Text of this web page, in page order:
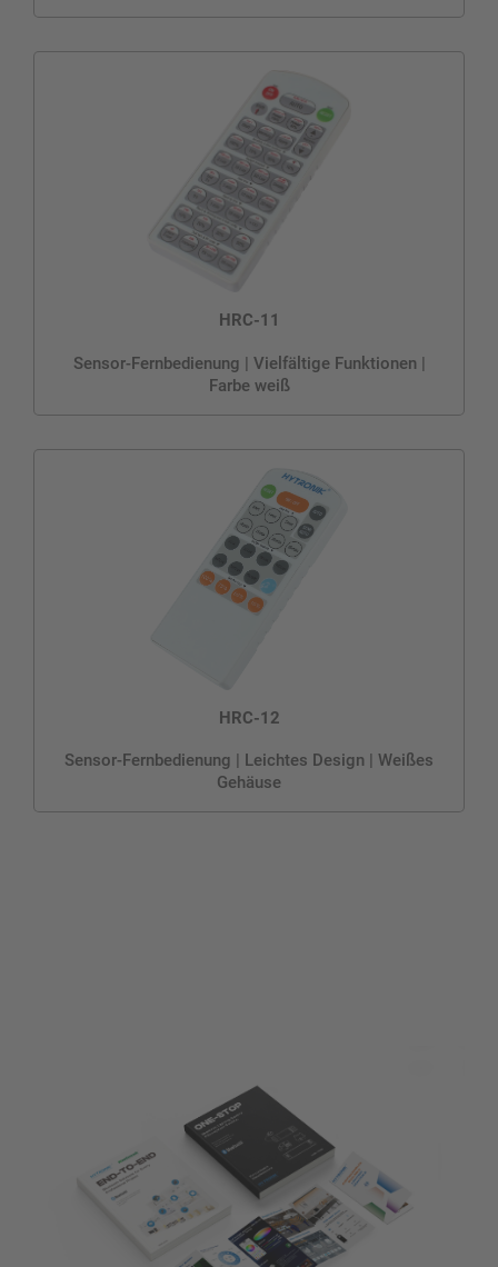
HRC-11
Sensor-Fernbedienung | Vielfältige Funktionen |
Farbe weiß
HRC-12
Sensor-Fernbedienung | Leichtes Design | Weißes
Gehäuse